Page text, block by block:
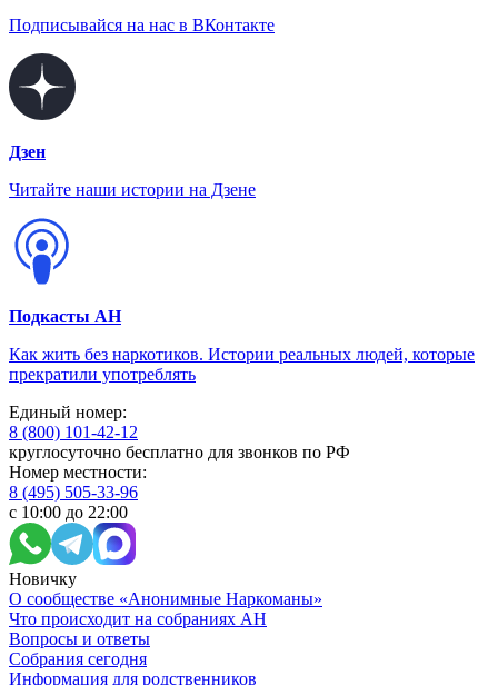
Подписывайся на нас в ВКонтакте
Дзен
Читайте наши истории на Дзене
Подкасты АН
Как жить без наркотиков. Истории реальных людей, которые
прекратили употреблять
Единый номер:
8 (800) 101-42-12
круглосуточно бесплатно для звонков по РФ
Номер местности:
8 (495) 505-33-96
с 10:00 до 22:00
Новичку
О сообществе «Анонимные Наркоманы»
Что происходит на собраниях АН
Вопросы и ответы
Собрания сегодня
Информация для родственников